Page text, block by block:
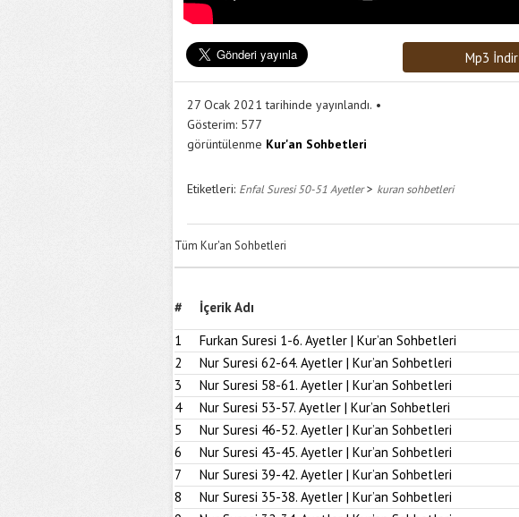
Mp3 İndir
27 Ocak 2021 tarihinde yayınlandı.
Gösterim: 577
görüntülenme Kur'an Sohbetleri
Etiketleri: Enfal Suresi 50-51 Ayetler> kuran sohbetleri
Tüm Kur'an Sohbetleri
# İçerik Adı
1
Furkan Suresi 1-6. Ayetler | Kur’an Sohbetleri
2
Nur Suresi 62-64. Ayetler | Kur’an Sohbetleri
3
Nur Suresi 58-61. Ayetler | Kur’an Sohbetleri
4
Nur Suresi 53-57. Ayetler | Kur’an Sohbetleri
5
Nur Suresi 46-52. Ayetler | Kur’an Sohbetleri
6
Nur Suresi 43-45. Ayetler | Kur’an Sohbetleri
7
Nur Suresi 39-42. Ayetler | Kur’an Sohbetleri
8
Nur Suresi 35-38. Ayetler | Kur’an Sohbetleri